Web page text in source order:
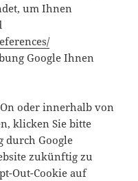
um Ihnen
Google Ihnen
oder innerhalb von
klicken Sie bitte
durch Google
zukünftig zu
Out-Cookie auf